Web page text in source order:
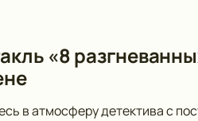
«8
в атмосферу детектива с